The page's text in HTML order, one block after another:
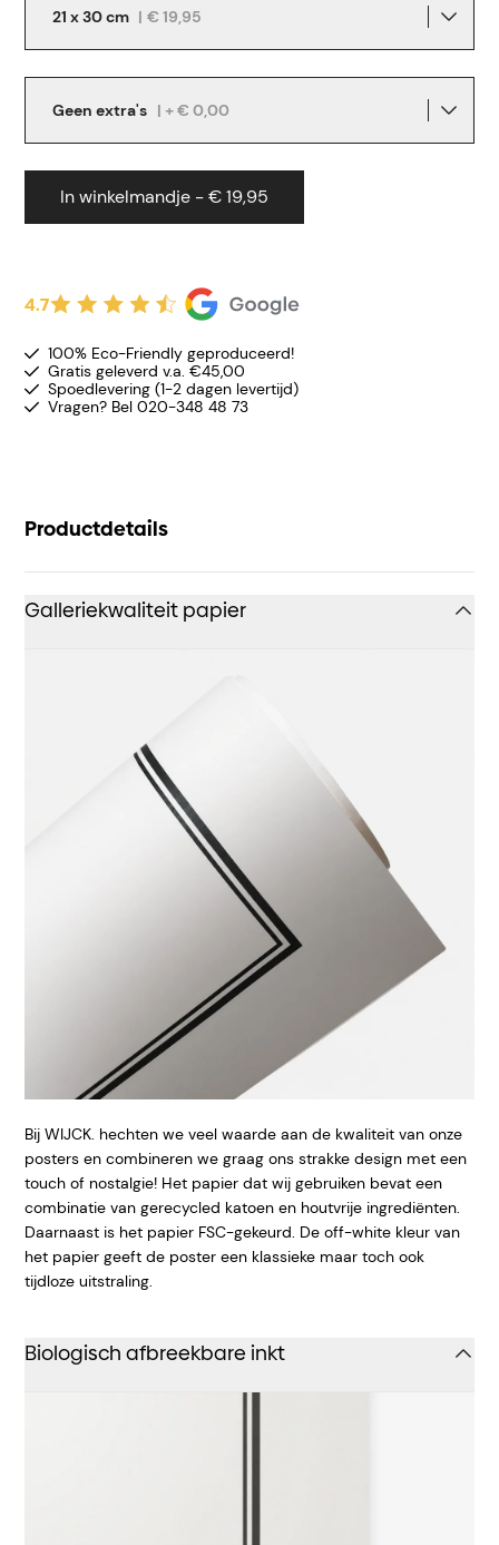
21 x 30 cm | € 19,95
Geen extra's | + € 0,00
In winkelmandje - € 19,95
4.7
100% Eco-Friendly geproduceerd!
Gratis geleverd v.a. €45,00
Spoedlevering (1-2 dagen levertijd)
Vragen? Bel 020-348 48 73
Productdetails
Galleriekwaliteit papier
Bij WIJCK. hechten we veel waarde aan de kwaliteit van onze
posters en combineren we graag ons strakke design met een
touch of nostalgie! Het papier dat wij gebruiken bevat een
combinatie van gerecycled katoen en houtvrije ingrediënten.
Daarnaast is het papier FSC-gekeurd. De off-white kleur van
het papier geeft de poster een klassieke maar toch ook
tijdloze uitstraling.
Biologisch afbreekbare inkt